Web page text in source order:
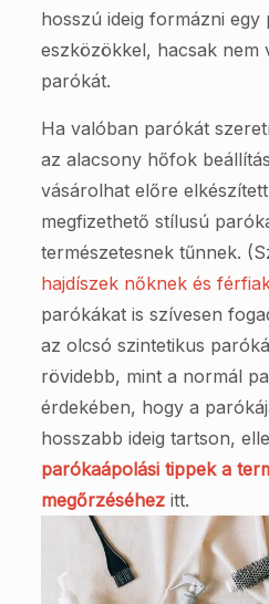
hosszú ideig formázni
eszközökkel, hacsak nem
parókát.
Ha valóban parókát
az alacsony hőfok
vásárolhat előre
megfizethető stílusú
természetesnek tűnnek.
hajdíszek nőknek és
parókákat is szívesen
az olcsó szintetikus
rövidebb, mint a normál
érdekében, hogy a
hosszabb ideig tartson,
parókaápolási tippek a
megőrzéséhezitt.